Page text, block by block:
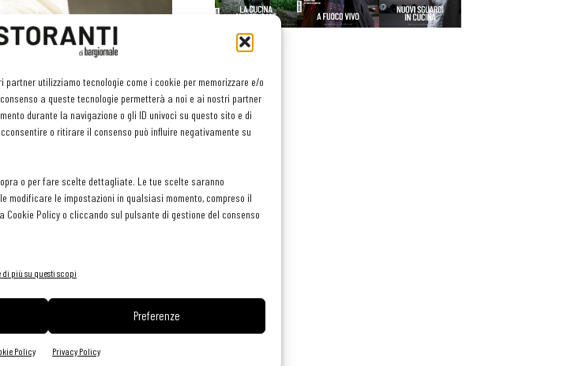
partner utilizziamo tecnologie come i cookie per memorizzare e/o
a queste tecnologie permetterà a noi e ai nostri partner
durante la navigazione o gli ID univoci su questo sito e di
o ritirare il consenso può influire negativamente su
o per fare scelte dettagliate. Le tue scelte saranno
modificare le impostazioni in qualsiasi momento, compreso il
Policy o cliccando sul pulsante di gestione del consenso
di più su questi scopi
Preferenze
Policy Privacy Policy
come Grimoud, Villa Mabapa e Il
lagunari. Apprezzato per la sua
alle Olimpiadi e ai
gestore, diventa consulente per